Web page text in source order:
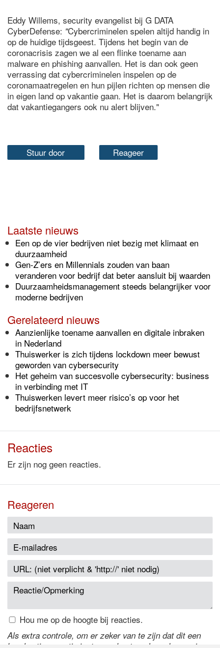
Eddy Willems, security evangelist bij G DATA
CyberDefense: "Cybercriminelen spelen altijd handig in
op de huidige tijdsgeest. Tijdens het begin van de
coronacrisis zagen we al een flinke toename aan
malware en phishing aanvallen. Het is dan ook geen
verrassing dat cybercriminelen inspelen op de
coronamaatregelen en hun pijlen richten op mensen die
in eigen land op vakantie gaan. Het is daarom belangrijk
dat vakantiegangers ook nu alert blijven."
Stuur door Reageer
Laatste nieuws
Een op de vier bedrijven niet bezig met klimaat en
duurzaamheid
Gen-Z’ers en Millennials zouden van baan
veranderen voor bedrijf dat beter aansluit bij waarden
Duurzaamheidsmanagement steeds belangrijker voor
moderne bedrijven
Gerelateerd nieuws
Aanzienlijke toename aanvallen en digitale inbraken
in Nederland
Thuiswerker is zich tijdens lockdown meer bewust
geworden van cybersecurity
Het geheim van succesvolle cybersecurity: business
in verbinding met IT
Thuiswerken levert meer risico’s op voor het
bedrijfsnetwerk
Reacties
Er zijn nog geen reacties.
Reageren
Hou me op de hoogte bij reacties.
Als extra controle, om er zeker van te zijn dat dit een